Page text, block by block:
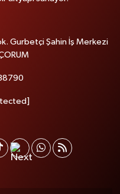
Gurbetçi Şahin İş Merkezi